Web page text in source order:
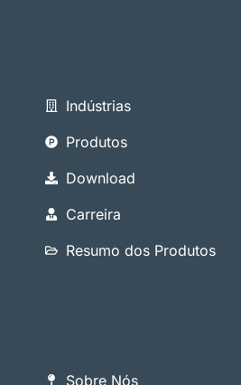
Indústrias
Produtos
Download
Carreira
Resumo dos Produtos
Sobre Nós